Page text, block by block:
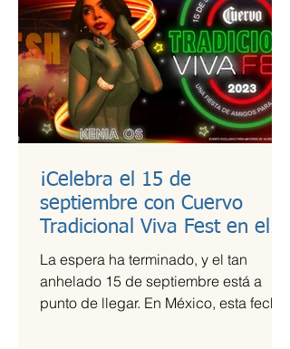
¡Celebra el 15 de
septiembre con Cuervo
Tradicional Viva Fest en el
Parque Bicentenario!
La espera ha terminado, y el tan
anhelado 15 de septiembre está a
punto de llegar. En México, esta fecha